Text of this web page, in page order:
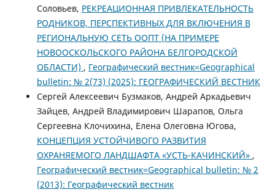
Соловьев, РЕКРЕАЦИОННАЯ ПРИВЛЕКАТЕЛЬНОСТЬ
РОДНИКОВ, ПЕРСПЕКТИВНЫХ ДЛЯ ВКЛЮЧЕНИЯ В
РЕГИОНАЛЬНУЮ СЕТЬ ООПТ (НА ПРИМЕРЕ
НОВООСКОЛЬСКОГО РАЙОНА БЕЛГОРОДСКОЙ
ОБЛАСТИ) , Географический вестник=Geographical
bulletin: № 2(73) (2025): ГЕОГРАФИЧЕСКИЙ ВЕСТНИК
Сергей Алексеевич Бузмаков, Андрей Аркадьевич
Зайцев, Андрей Владимирович Шарапов, Ольга
Сергеевна Клочихина, Елена Олеговна Югова,
КОНЦЕПЦИЯ УСТОЙЧИВОГО РАЗВИТИЯ
ОХРАНЯЕМОГО ЛАНДШАФТА «УСТЬ-КАЧИНСКИЙ» ,
Географический вестник=Geographical bulletin: № 2
(2013): Географический вестник